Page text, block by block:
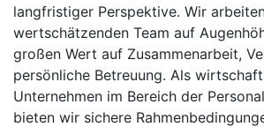
langfristiger Perspektive. Wir
wertschätzenden Team auf
großen Wert auf Zusammenarbeit,
persönliche Betreuung. Als
Unternehmen im Bereich der
bieten wir sichere